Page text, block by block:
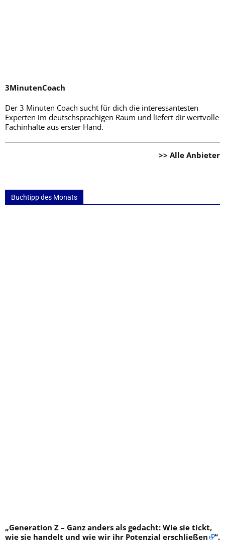
3MinutenCoach
Der 3 Minuten Coach sucht für dich die interessantesten
Experten im deutschsprachigen Raum und liefert dir wertvolle
Fachinhalte aus erster Hand.
>> Alle Anbieter
Buchtipp des Monats
„Generation Z – Ganz anders als gedacht: Wie sie tickt,
wie sie handelt und wie wir ihr Potenzial erschließen
“.